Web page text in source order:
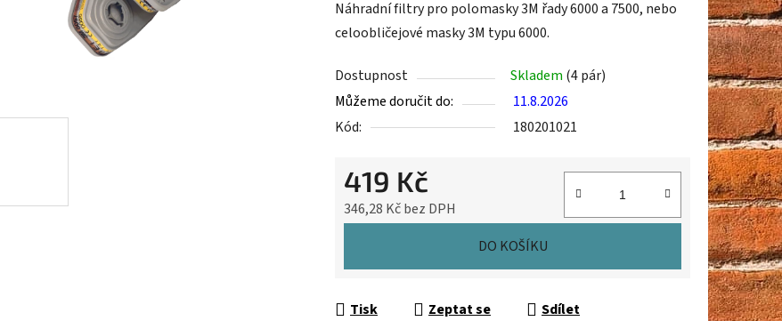
je
0,0
5
hvězdiček.
Náhradní filtry pro polomasky 3M řady 6000 a 7500, nebo
celoobličejové masky 3M typu 6000.
Dostupnost Skladem (4 pár)
Můžeme doručit do:
11.8.2026
Kód:
180201021
419 Kč
346,28 Kč bez DPH
DO KOŠÍKU
Tisk Zeptat se Sdílet